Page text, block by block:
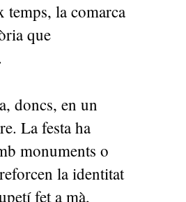
temps, la comarca
que
doncs, en un
La festa ha
monuments o
la identitat
fet a mà,